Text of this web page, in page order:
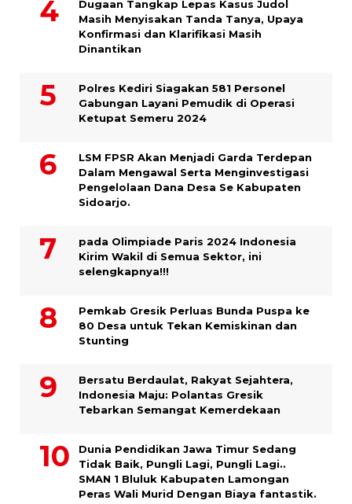
Dugaan Tangkap Lepas Kasus Judol
Masih Menyisakan Tanda Tanya, Upaya
Konfirmasi dan Klarifikasi Masih
Dinantikan
Polres Kediri Siagakan 581 Personel
Gabungan Layani Pemudik di Operasi
Ketupat Semeru 2024
LSM FPSR Akan Menjadi Garda Terdepan
Dalam Mengawal Serta Menginvestigasi
Pengelolaan Dana Desa Se Kabupaten
Sidoarjo.
pada Olimpiade Paris 2024 Indonesia
Kirim Wakil di Semua Sektor, ini
selengkapnya!!!
Pemkab Gresik Perluas Bunda Puspa ke
80 Desa untuk Tekan Kemiskinan dan
Stunting
Bersatu Berdaulat, Rakyat Sejahtera,
Indonesia Maju: Polantas Gresik
Tebarkan Semangat Kemerdekaan
Dunia Pendidikan Jawa Timur Sedang
Tidak Baik, Pungli Lagi, Pungli Lagi..
SMAN 1 Bluluk Kabupaten Lamongan
Peras Wali Murid Dengan Biaya fantastik.